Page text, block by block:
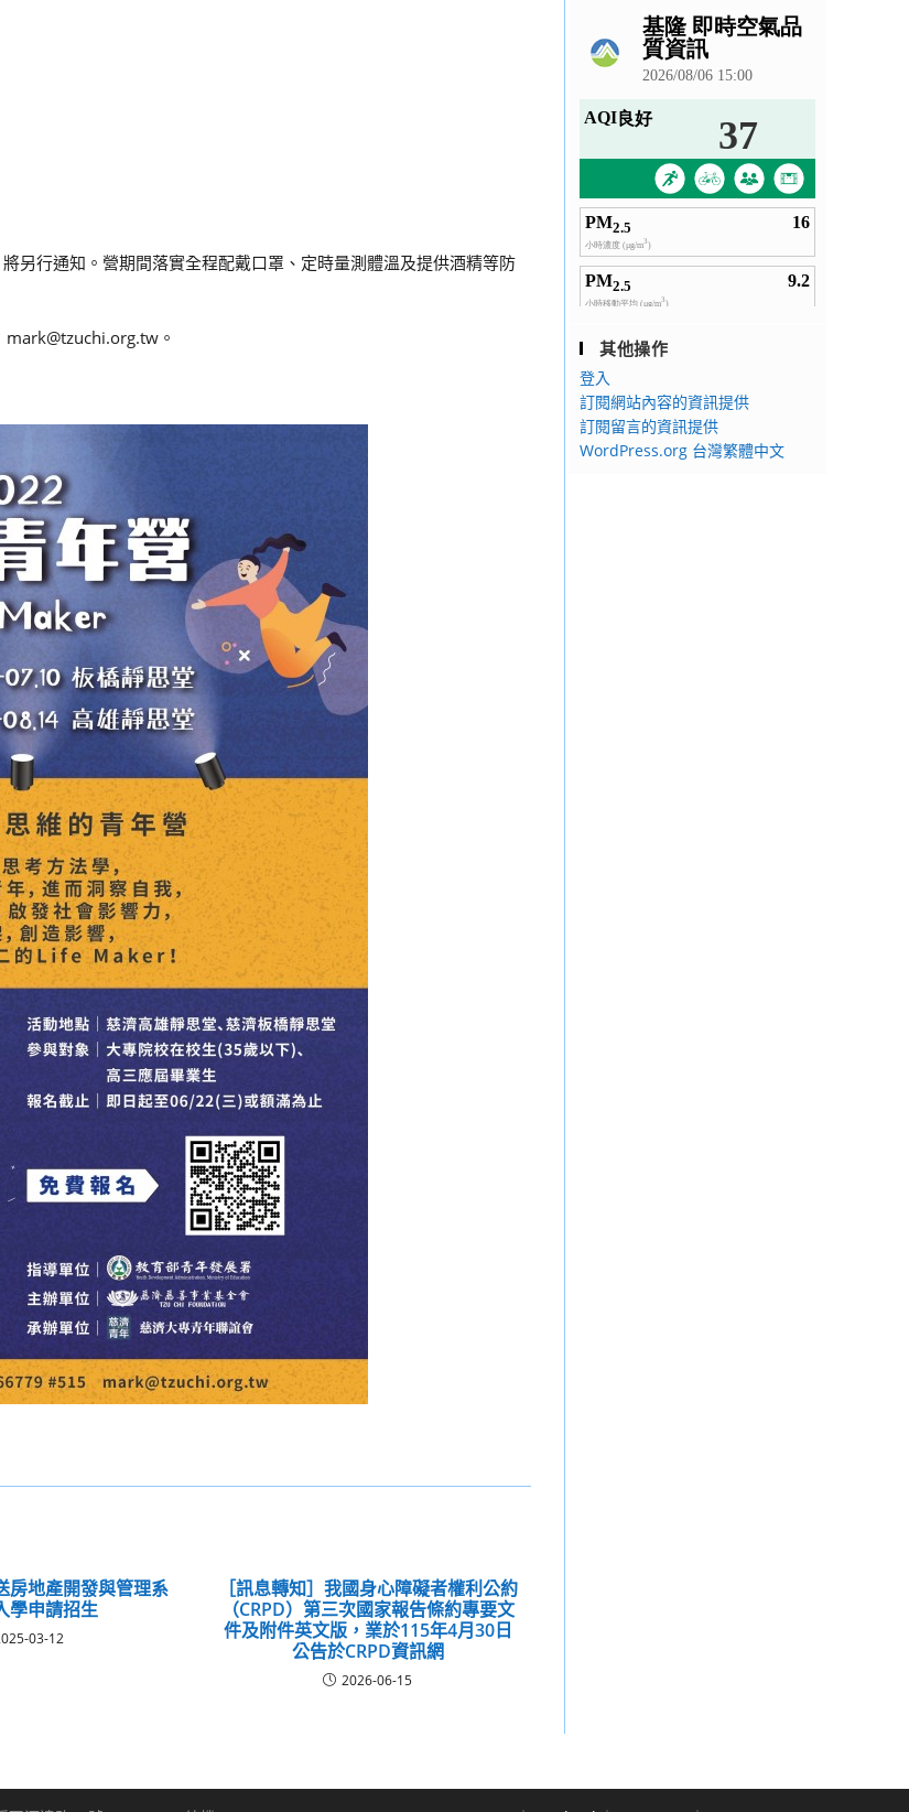
另行通知。營期間落實全程配戴口罩、定時量測體溫及提供酒精等防
。
房地產開發與管理系
學申請招生
03-12
［訊息轉知］我國身心障礙者權利公約
（CRPD）第三次國家報告條約專要文
件及附件英文版，業於115年4月30日
公告於CRPD資訊網
2026-06-15
其他操作
登入
訂閱網站內容的資訊提供
訂閱留言的資訊提供
WordPress.org 台灣繁體中文